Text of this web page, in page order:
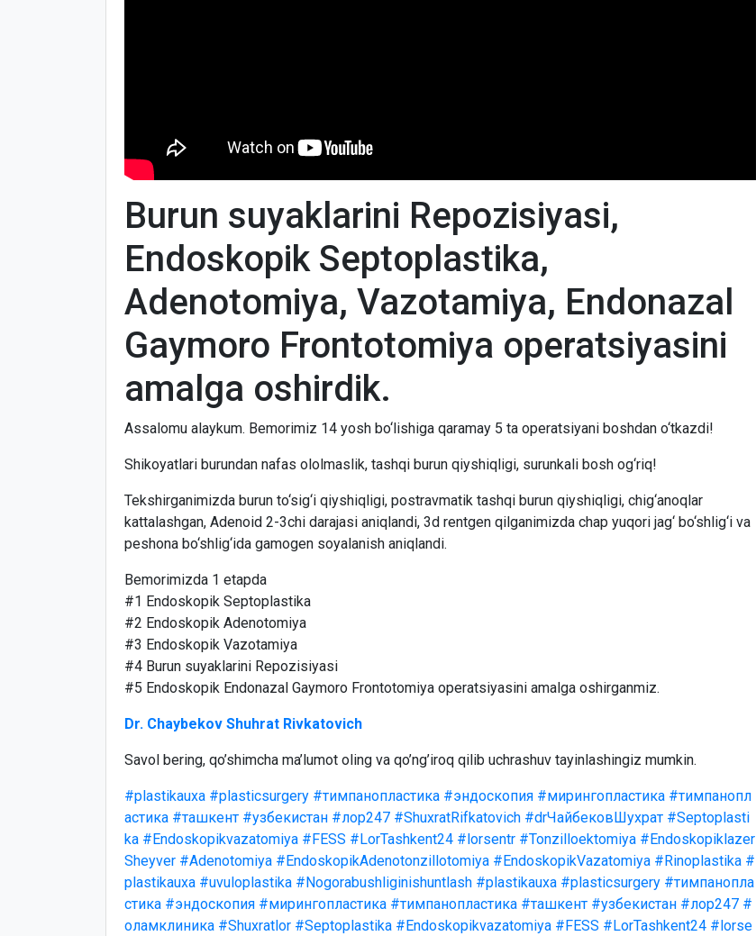
Burun suyaklarini Repozisiyasi,
Endoskopik Septoplastika,
Adenotomiya, Vazotamiya, Endonazal
Gaymoro Frontotomiya operatsiyasini
amalga oshirdik.
Assalomu alaykum. Bemorimiz 14 yosh bo‘lishiga qaramay 5 ta operatsiyani boshdan o‘tkazdi!
Shikoyatlari burundan nafas ololmaslik, tashqi burun qiyshiqligi, surunkali bosh og‘riq!
Tekshirganimizda burun to‘sig‘i qiyshiqligi, postravmatik tashqi burun qiyshiqligi, chig‘anoqlar
kattalashgan, Adenoid 2-3chi darajasi aniqlandi, 3d rentgen qilganimizda chap yuqori jag‘ bo‘shlig‘i va
peshona bo‘shlig‘ida gamogen soyalanish aniqlandi.
Bemorimizda 1 etapda
#1 Endoskopik Septoplastika
#2 Endoskopik Adenotomiya
#3 Endoskopik Vazotamiya
#4 Burun suyaklarini Repozisiyasi
#5 Endoskopik Endonazal Gaymoro Frontotomiya operatsiyasini amalga oshirganmiz.
Dr. Chaybekov Shuhrat Rivkatovich
Savol bering, qo’shimcha ma’lumot oling va qo’ng’iroq qilib uchrashuv tayinlashingiz mumkin.
#plastikauxa #plasticsurgery #тимпанопластика #эндоскопия #мирингопластика #тимпанопл
астика #ташкент #узбекистан #лор247 #ShuxratRifkatovich #drЧайбековШухрат #Septoplasti
ka #Endoskopikvazatomiya #FESS #LorTashkent24 #lorsentr #Tonzilloektomiya #Endoskopiklazer
Sheyver #Adenotomiya #EndoskopikAdenotonzillotomiya #EndoskopikVazatomiya #Rinoplastika #
plastikauxa #uvuloplastika #Nogorabushliginishuntlash #plastikauxa #plasticsurgery #тимпанопла
стика #эндоскопия #мирингопластика #тимпанопластика #ташкент #узбекистан #лор247 #
оламклиника #Shuxratlor #Septoplastika #Endoskopikvazatomiya #FESS #LorTashkent24 #lorse